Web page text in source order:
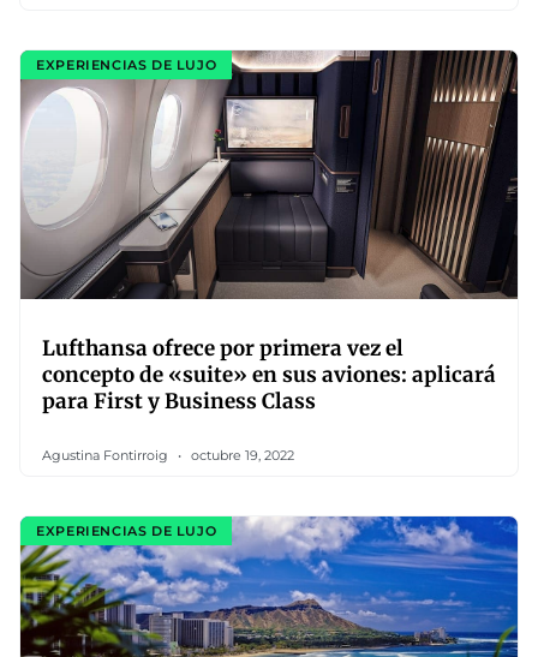
EXPERIENCIAS DE LUJO
Lufthansa ofrece por primera vez el
concepto de «suite» en sus aviones: aplicará
para First y Business Class
Agustina Fontirroig octubre 19, 2022
EXPERIENCIAS DE LUJO